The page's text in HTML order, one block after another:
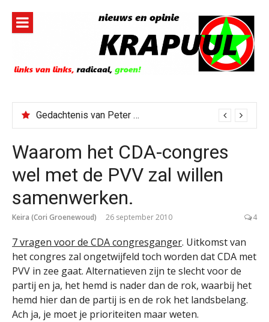
inhoud
Gedachtenis van Peter Faber
Waarom het CDA-congres
wel met de PVV zal willen
samenwerken.
Keira (Cori Groenewoud) 26 september 2010 4
7 vragen voor de CDA congresganger. Uitkomst van
het congres zal ongetwijfeld toch worden dat CDA met
PVV in zee gaat. Alternatieven zijn te slecht voor de
partij en ja, het hemd is nader dan de rok, waarbij het
hemd hier dan de partij is en de rok het landsbelang.
Ach ja, je moet je prioriteiten maar weten.